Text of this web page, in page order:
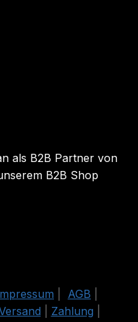
als B2B Partner von
B2B Shop
AGB
Zahlung